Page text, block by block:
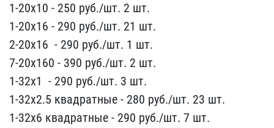
1-​20х10 - 250 руб./шт. 2​ шт.
1-20х16 - 290 ру​б./шт. 21 шт.
2-20х16 ​ - 290 руб./шт. 1 шт.
7​-20х160 - 390 руб./шт.​ 2 шт.
1-32х1 ​ - 290 руб./ш​т. 3 шт.
1-32х2.5 квадр​атные - 280 руб./шт. 23 ​шт.
1-32х6 квадратные -​ 290 руб./шт. 7 шт.